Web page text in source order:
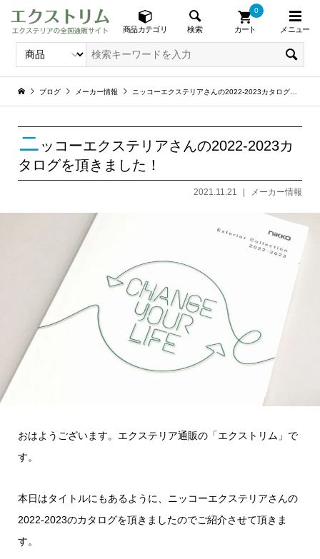
商品カテゴリ 検索 カート
0
メニュー
ブログ メーカー情報 ニッコーエクステリアさんの2022-2023カタログを頂きました！
ニ ッコーエクステリアさんの2022-2023カ
タログを頂きました！
2021.11.21 メーカー情報
おはようございます。エクステリア通販の「エクストリム」で
す。
本日はタイトルにもあるように、ニッコーエクステリアさんの
2022-2023のカタログを頂きましたのでご紹介させて頂きま
す。